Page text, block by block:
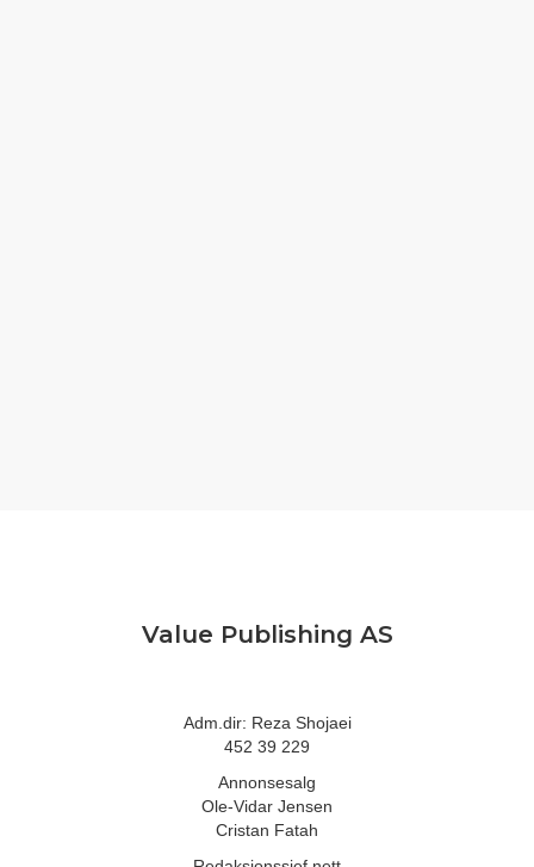
Value Publishing AS
Adm.dir: Reza Shojaei
452 39 229
Annonsesalg
Ole-Vidar Jensen
Cristan Fatah